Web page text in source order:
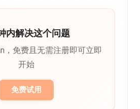
内解决这个问题
，免费且无需注册即可立即
开始
免费试用